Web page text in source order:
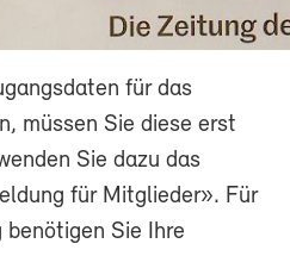
für das
müssen Sie diese erst
Sie dazu das
für Mitglieder». Für
Sie Ihre